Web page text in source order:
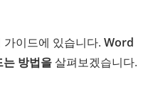
이드에 있습니다. Word
는 방법을살펴보겠습니다.